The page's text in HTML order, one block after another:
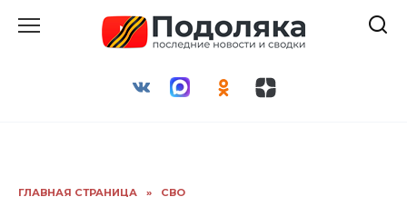
ГЛАВНАЯ СТРАНИЦА » СВО